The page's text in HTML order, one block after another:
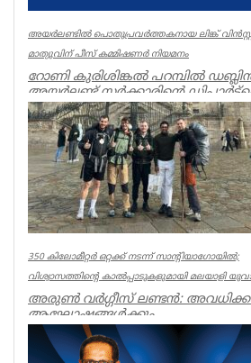
അയർലണ്ടിൽ പൊതുപ്രവർത്തകനായ ലിങ്ക്
മാത്യുവിന് പീസ് കമ്മിഷണർ നിയമനം
റോണി കുരിശിങ്കൽ പറമ്പിൽ
അയർലണ്ട് സർക്കാരിന്റെ
ഓഫ് ജസ്റ്റിസ് വകുപ്പ് മന്ത...
Featured News
350 കിലോമീറ്റർ ഒറ്റക്ക് നടന്ന് സാന്റിയാഗോയിൽ;
വിശ്വാസത്തിന്റെ കാൽപ്പാടുകളുമായി മലയാളി
അരുൺ വർഗ്ഗീസ് ലണ്ടൻ:
ആഘോഷങ്ങൾക്കും
വിനോദയാത്രകൾക്കുമായി
യുവതലമുറയ്ക്...